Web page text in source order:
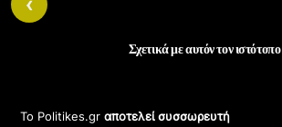
Σχετικά με αυτόν τον ιστότοπο
Το Politikes.grαποτελεί συσσωρευτή